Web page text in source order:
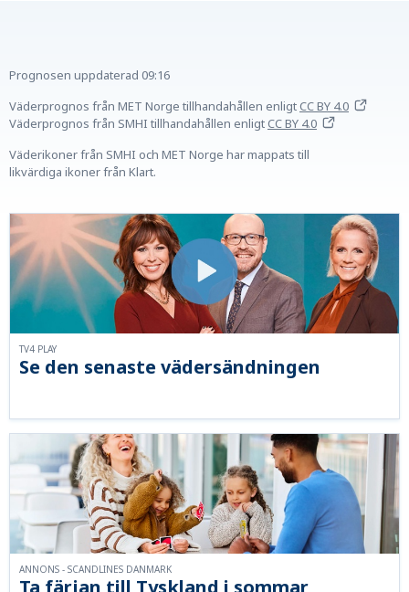
Prognosen uppdaterad 09:16
Väderprognos från MET Norge tillhandahållen enligtCC BY 4.0
Väderprognos från SMHI tillhandahållen enligtCC BY 4.0
Väderikoner från SMHI och MET Norge har mappats till
likvärdiga ikoner från Klart.
Se den senaste vädersändningen
TV4 PLAY
ANNONS - SCANDLINES DANMARK